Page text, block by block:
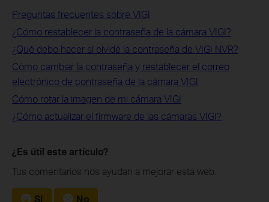
Preguntas frecuentes sobre VIGI
¿Cómo restablecer la contraseña de la cámara VIGI?
¿Qué debo hacer si olvidé la contraseña de VIGI NVR?
Cómo cambiar la contraseña y restablecer el correo
electrónico de contraseña de la cámara VIGI
Cómo rotar la imagen de mi cámara VIGI
¿Cómo actualizar el firmware de las cámaras VIGI?
¿Es útil este artículo?
Tus comentarios nos ayudan a mejorar esta web.
Sí No